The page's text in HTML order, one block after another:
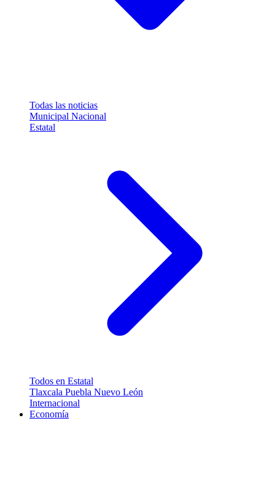
Todas las noticias
Municipal Nacional
Estatal
Todos en Estatal
Tlaxcala Puebla Nuevo León
Internacional
Economía